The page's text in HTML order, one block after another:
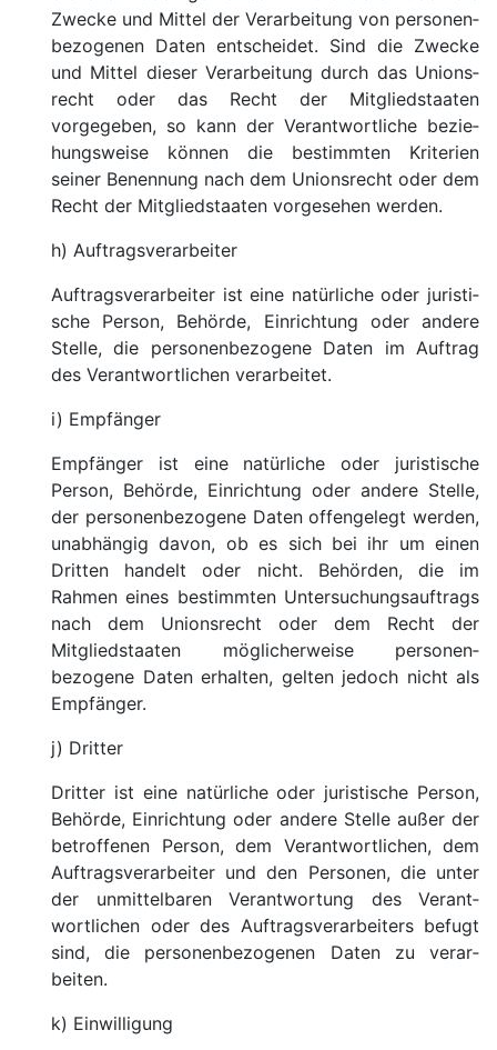
Zwecke und Mittel der Verarbei­tung von personen­
bezogenen Daten ent­scheidet. Sind die Zwecke
und Mittel dieser Verarbei­tung durch das Unions­
recht oder das Recht der Mitglied­staaten
vorgegeben, so kann der Verant­wortliche bezie­
hungs­weise können die be­stimmten Krite­rien
seiner Benen­nung nach dem Unions­recht oder dem
Recht der Mitglied­staaten vorge­sehen werden.
h) Auftragsverarbeiter
Auftragsverarbeiter ist eine natürliche oder juristi­
sche Person, Behörde, Ein­rich­tung oder andere
Stelle, die personen­bezogene Daten im Auftrag
des Verant­wortlichen verar­beitet.
i) Empfänger
Empfänger ist eine natürliche oder juristi­sche
Person, Behörde, Ein­rich­tung oder andere Stelle,
der personen­bezogene Daten offen­gelegt werden,
unabhängig davon, ob es sich bei ihr um einen
Dritten handelt oder nicht. Behörden, die im
Rahmen eines bestimmten Unter­suchungs­auftrags
nach dem Unions­recht oder dem Recht der
Mitglied­staaten möglicher­weise personen­
bezogene Daten erhalten, gelten jedoch nicht als
Empfänger.
j) Dritter
Dritter ist eine natürliche oder juristi­sche Person,
Behörde, Ein­rich­tung oder andere Stelle außer der
betrof­fenen Person, dem Verant­wortlichen, dem
Auf­trags­verar­beiter und den Personen, die unter
der un­mittel­baren Verant­wortung des Verant­
wortlichen oder des Auf­trags­verar­beiters befugt
sind, die personen­bezogenen Daten zu verar­
beiten.
k) Ein­willi­gung